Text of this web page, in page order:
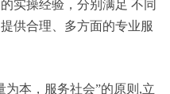
实操经验，分别满足 不同
供合理、多方面的专业服
为本，服务社会”的原则,立